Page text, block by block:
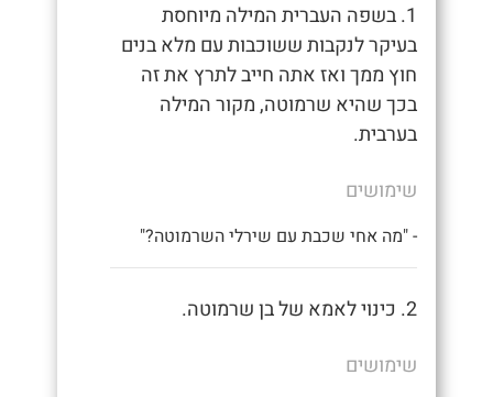
1. בשפה העברית המילה מיוחסת
בעיקר לנקבות ששוכבות עם מלא בנים
חוץ ממך ואז אתה חייב לתרץ את זה
בכך שהיא שרמוטה, מקור המילה
בערבית.
שימושים
- "מה אחי שכבת עם שירלי השרמוטה?"
2. כינוי לאמא של בן שרמוטה.
שימושים